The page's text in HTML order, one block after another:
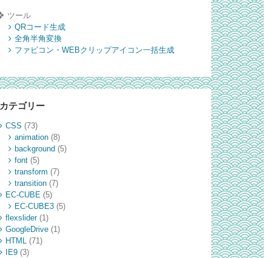
ツール
QRコード生成
全角半角変換
ファビコン・WEBクリップアイコン一括生成
カテゴリー
CSS (73)
animation(8)
background (5)
font(5)
transform (7)
transition(7)
EC-CUBE (5)
EC-CUBE3(5)
flexslider(1)
GoogleDrive(1)
HTML
(71)
IE9(3)